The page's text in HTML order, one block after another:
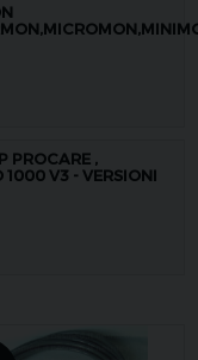
PROCARE ,
1000 V3 - VERSIONI